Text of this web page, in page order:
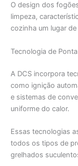
O design dos
limpeza,
cozinha um lugar
Tecnologia de Ponta
A DCS incorpora
como ignição
e sistemas de
uniforme do calor.
Essas tecnologias
todos os tipos de
grelhados